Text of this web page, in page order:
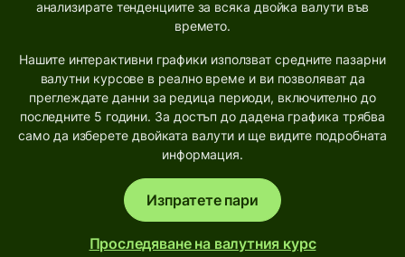
анализирате тенденциите за всяка двойка валути във
времето.
Нашите интерактивни графики използват средните пазарни
валутни курсове в реално време и ви позволяват да
преглеждате данни за редица периоди, включително до
последните 5 години. За достъп до дадена графика трябва
само да изберете двойката валути и ще видите подробната
информация.
Изпратете пари
Проследяване на валутния курс